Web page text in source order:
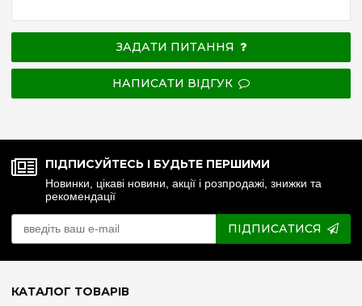
ЗАДАТИ ПИТАННЯ
НАПИСАТИ ВІДГУК
ПІДПИСУЙТЕСЬ І БУДЬТЕ ПЕРШИМИ
Новинки, цікаві новини, акції і розпродажі, знижки та
рекомендації
ПІДПИСАТИСЯ
КАТАЛОГ ТОВАРІВ